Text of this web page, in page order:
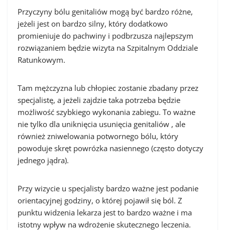
Przyczyny bólu genitaliów mogą być bardzo różne,
jeżeli jest on bardzo silny, który dodatkowo
promieniuje do pachwiny i podbrzusza najlepszym
rozwiązaniem będzie wizyta na Szpitalnym Oddziale
Ratunkowym.
Tam mężczyzna lub chłopiec zostanie zbadany przez
specjalistę, a jeżeli zajdzie taka potrzeba będzie
możliwość szybkiego wykonania zabiegu. To ważne
nie tylko dla uniknięcia usunięcia genitaliów , ale
również zniwelowania potwornego bólu, który
powoduje skręt powrózka nasiennego (często dotyczy
jednego jądra).
Przy wizycie u specjalisty bardzo ważne jest podanie
orientacyjnej godziny, o której pojawił się ból. Z
punktu widzenia lekarza jest to bardzo ważne i ma
istotny wpływ na wdrożenie skutecznego leczenia.